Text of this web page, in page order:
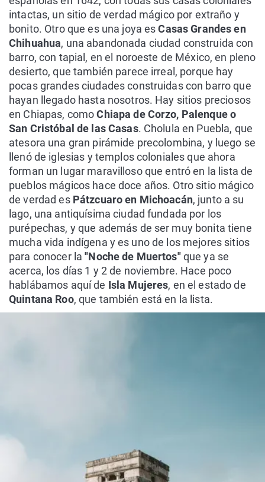
intactas, un sitio de verdad mágico por extraño y
bonito. Otro que es una joya esCasas Grandes en
Chihuahua, una abandonada ciudad construida con
barro, con tapial, en el noroeste de México, en pleno
desierto, que también parece irreal, porque hay
pocas grandes ciudades construidas con barro que
hayan llegado hasta nosotros. Hay sitios preciosos
en Chiapas, comoChiapa de Corzo, Palenque o
San Cristóbal de las Casas. Cholula en Puebla, que
atesora una gran pirámide precolombina, y luego se
llenó de iglesias y templos coloniales que ahora
forman un lugar maravilloso que entró en la lista de
pueblos mágicos hace doce años. Otro sitio mágico
de verdad es Pátzcuaro en Michoacán, junto a su
lago, una antiquísima ciudad fundada por los
purépechas, y que además de ser muy bonita tiene
mucha vida indígena y es uno de los mejores sitios
para conocer la"Noche de Muertos"que ya se
acerca, los días 1 y 2 de noviembre. Hace poco
hablábamos aquí de Isla Mujeres, en el estado de
Quintana Roo, que también está en la lista.